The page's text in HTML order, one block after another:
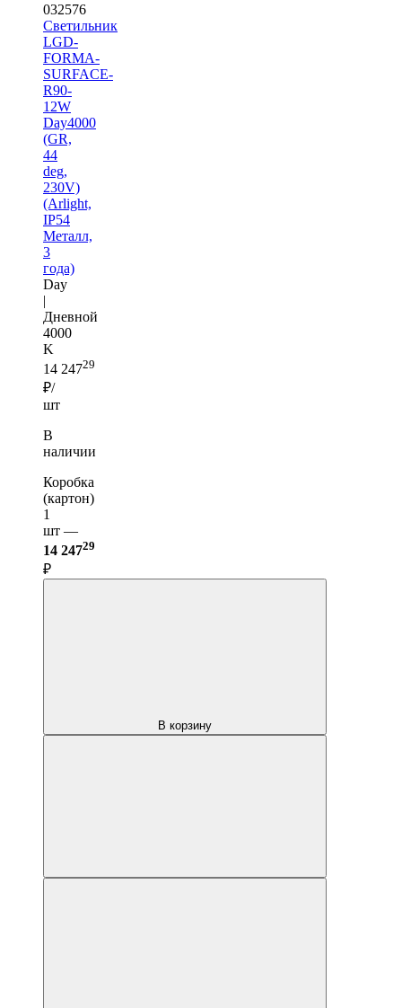
032576
Светильник
LGD-
FORMA-
SURFACE-
R90-
12W
Day4000
(GR,
44
deg,
230V)
(Arlight,
IP54
Металл,
3
года)
Day
|
Дневной
4000
K
14 24729
₽/
шт
В
наличии
Коробка
(картон)
1
шт —
14 24729
₽
В корзину